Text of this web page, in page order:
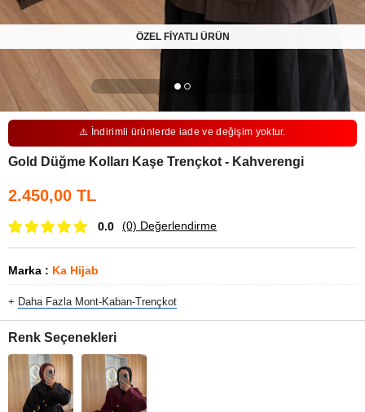
ÖZEL FİYATLI ÜRÜN
⚠️ İndirimli ürünlerde iade ve değişim yoktur.
Gold Düğme Kolları Kaşe Trençkot - Kahverengi
2.450,00 TL
0.0 (0) Değerlendirme
Marka : Ka Hijab
+ Daha Fazla Mont-Kaban-Trençkot
Renk Seçenekleri